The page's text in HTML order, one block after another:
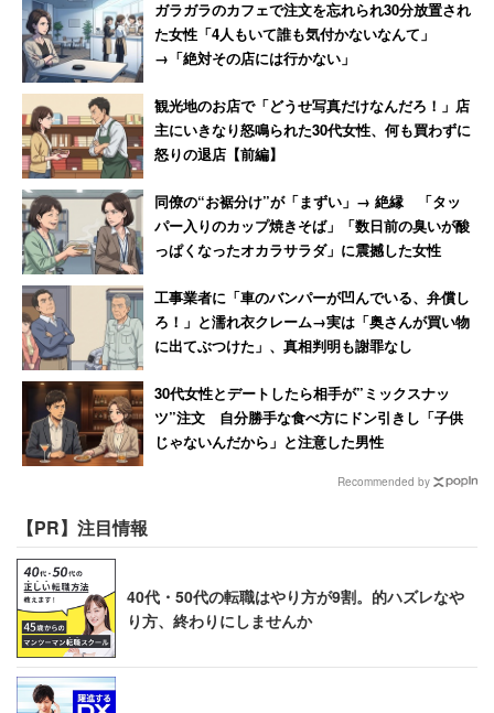
ガラガラのカフェで注文を忘れられ30分放置され
た女性「4人もいて誰も気付かないなんて」
→「絶対その店には行かない」
観光地のお店で「どうせ写真だけなんだろ！」店
主にいきなり怒鳴られた30代女性、何も買わずに
怒りの退店【前編】
同僚の“お裾分け”が「まずい」→ 絶縁 「タッ
パー入りのカップ焼きそば」「数日前の臭いが酸
っぱくなったオカラサラダ」に震撼した女性
工事業者に「車のバンパーが凹んでいる、弁償し
ろ！」と濡れ衣クレーム→実は「奥さんが買い物
に出てぶつけた」、真相判明も謝罪なし
30代女性とデートしたら相手が”ミックスナッ
ツ”注文 自分勝手な食べ方にドン引きし「子供
じゃないんだから」と注意した男性
Recommended by
【PR】注目情報
40代・50代の転職はやり方が9割。的ハズレなや
り方、終わりにしませんか